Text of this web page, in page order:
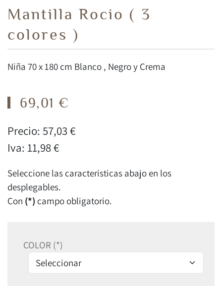
Mantilla Rocio ( 3
colores )
Niña 70 x 180 cm Blanco , Negro y Crema
69,01 €
Precio: 57,03 €
Iva: 11,98 €
Seleccione las caracteristicas abajo en los
desplegables.
Con (*) campo obligatorio.
COLOR (*)